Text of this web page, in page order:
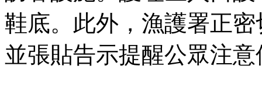
鞋底。此外，漁護署正
並張貼告示提醒公眾注